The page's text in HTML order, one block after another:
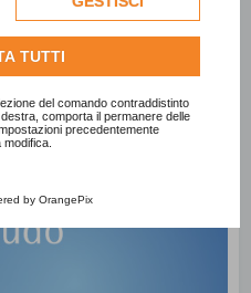
pubblicitari. Per ulteriori
utilizza i dati raccolti,
di Google
completa.
TUTTI
del comando contraddistinto
comporta il permanere delle
precedentemente
by OrangePix